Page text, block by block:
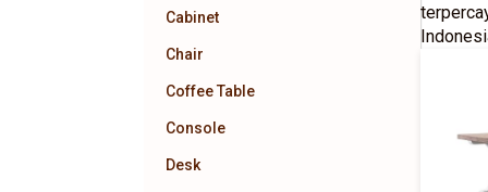
Cabinet
Chair
Coffee Table
Console
Desk